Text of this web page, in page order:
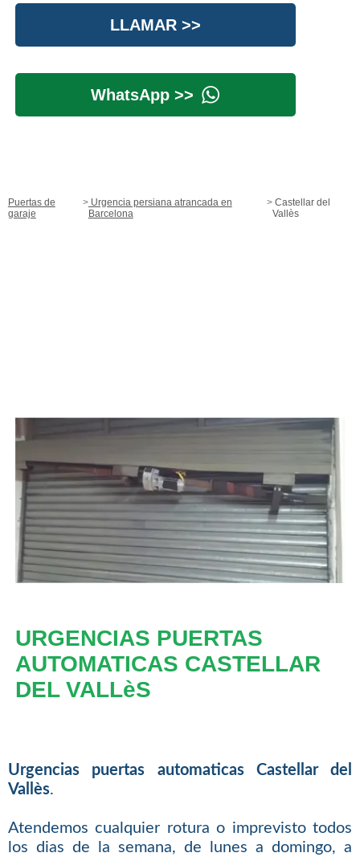
LLAMAR >>
WhatsApp >>
Puertas de
garaje
Urgencia persiana atrancada en
Barcelona
Castellar del
Vallès
URGENCIAS PUERTAS
AUTOMATICAS CASTELLAR
DEL VALLèS
Urgencias puertas automaticas Castellar del
Vallès.
Atendemos cualquier rotura o imprevisto todos
los dias de la semana, de lunes a domingo, a